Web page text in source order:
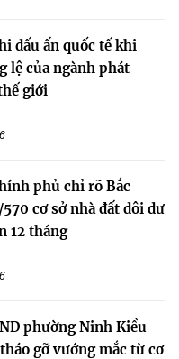
dấu ấn quốc tế khi
lệ của ngành phát
giới
phủ chỉ rõ Bắc
cơ sở nhà đất dôi dư
12 tháng
phường Ninh Kiều
gỡ vướng mắc từ cơ